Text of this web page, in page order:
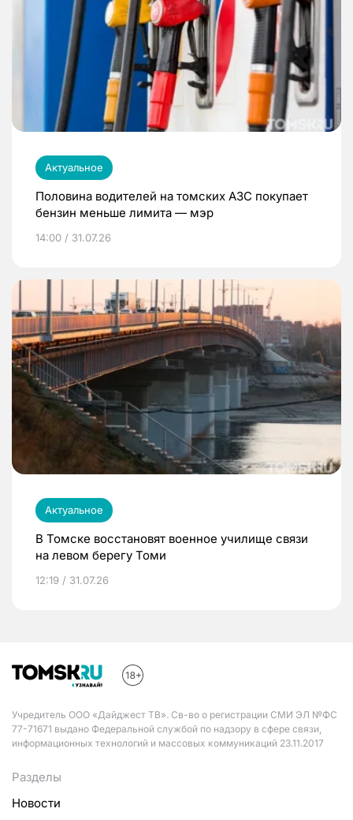
Актуальное
Половина водителей на томских АЗС покупает
бензин меньше лимита — мэр
14:00 / 31.07.26
Актуальное
В Томске восстановят военное училище связи
на левом берегу Томи
12:19 / 31.07.26
Учредитель ООО «Дайджест ТВ». Св-во о регистрации СМИ ЭЛ №ФС
77-71671 выдано Федеральной службой по надзору в сфере связи,
информационных технологий и массовых коммуникаций 23.11.2017
Разделы
Новости